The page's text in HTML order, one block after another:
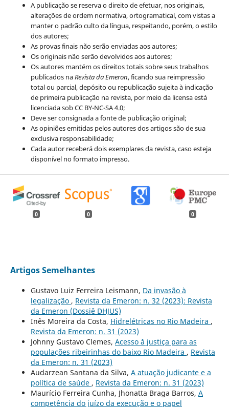
A publicação se reserva o direito de efetuar, nos originais,
alterações de ordem normativa, ortogramatical, com vistas a
manter o padrão culto da língua, respeitando, porém, o estilo
dos autores;
As provas finais não serão enviadas aos autores;
Os originais não serão devolvidos aos autores;
Os autores mantém os direitos totais sobre seus trabalhos
publicados naRevista da Emeron, ficando sua reimpressão
total ou parcial, depósito ou republicação sujeita à indicação
de primeira publicação na revista, por meio da licensa está
licenciada sob CC BY-NC-SA 4.0;
Deve ser consignada a fonte de publicação original;
As opiniões emitidas pelos autores dos artigos são de sua
exclusiva responsabilidade;
Cada autor receberá dois exemplares da revista, caso esteja
disponível no formato impresso.
0 0 0
Artigos Semelhantes
Gustavo Luiz Ferreira Leismann, Da invasão à
legalização , Revista da Emeron: n. 32 (2023): Revista
da Emeron (Dossiê DHJUS)
Inês Moreira da Costa, Hidrelétricas no Rio Madeira ,
Revista da Emeron: n. 31 (2023)
Johnny Gustavo Clemes, Acesso `à justiça para as
populações ribeirinhas do baixo Rio Madeira , Revista
da Emeron: n. 31 (2023)
Audarzean Santana da Silva, A atuação judicante e a
política de saúde , Revista da Emeron: n. 31 (2023)
Maurício Ferreira Cunha, Jhonatta Braga Barros, A
competência do juízo da execução e o papel